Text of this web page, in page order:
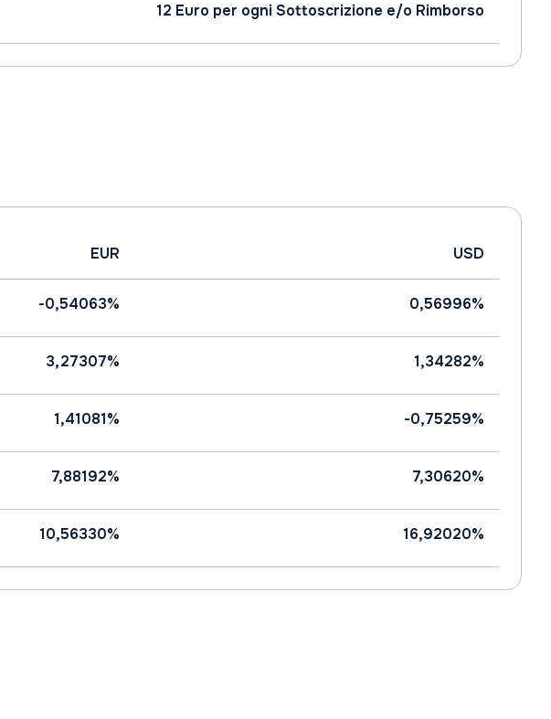
12 Euro per ogni Sottoscrizione e/o Rimborso
EUR USD
-0,54063% 0,56996%
3,27307% 1,34282%
1,41081% -0,75259%
7,88192% 7,30620%
10,56330% 16,92020%